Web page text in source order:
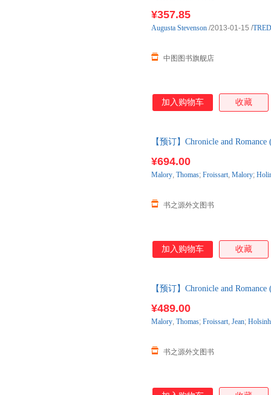
¥357.85
中图图书旗舰店
Augusta Stevenson /2013-01-15 /
加入购物车 收藏
【预订】Chronicle and
¥694.00
书之源外文图书
Malory, Thomas; Froissart, Malory;
加入购物车 收藏
【预订】Chronicle and
¥489.00
书之源外文图书
Malory, Thomas; Froissart, Jean; Holsinh